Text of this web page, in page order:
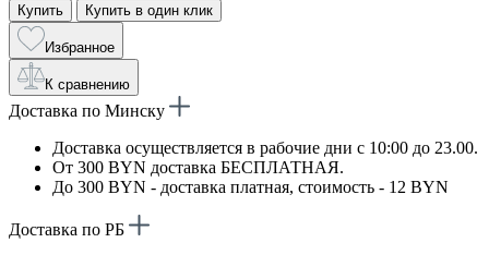
Купить Купить в один клик
Избранное
К сравнению
Доставка по Минску
Доставка осуществляется в рабочие дни с 10:00 до 23.00.
От 300 BYN доставка БЕСПЛАТНАЯ.
До 300 BYN - доставка платная, стоимость - 12 BYN
Доставка по РБ